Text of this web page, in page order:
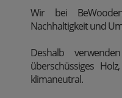
Wir bei
Nachhaltigkeit und
Deshalb
überschüssiges
klimaneutral.